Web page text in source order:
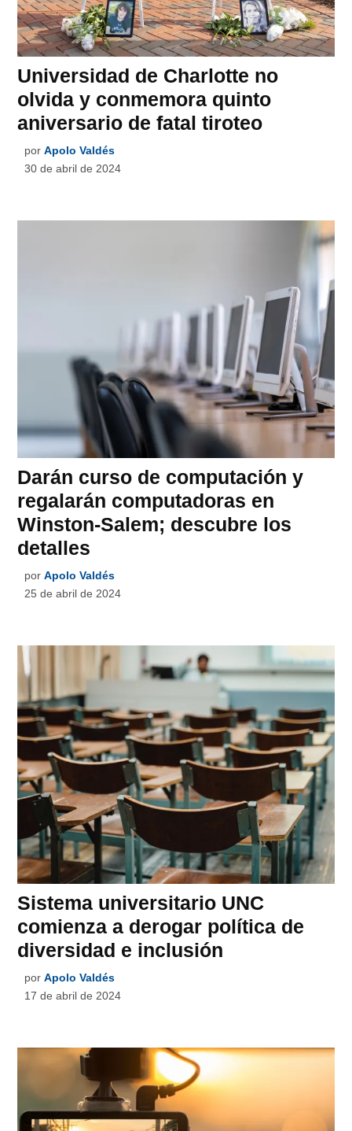
Universidad de Charlotte no
olvida y conmemora quinto
aniversario de fatal tiroteo
por Apolo Valdés
30 de abril de 2024
Darán curso de computación y
regalarán computadoras en
Winston-Salem; descubre los
detalles
por Apolo Valdés
25 de abril de 2024
Sistema universitario UNC
comienza a derogar política de
diversidad e inclusión
por Apolo Valdés
17 de abril de 2024